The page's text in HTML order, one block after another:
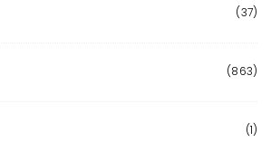
(37)
(863)
(1)